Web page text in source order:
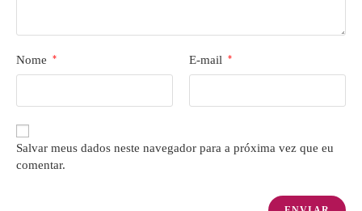
Nome * E-mail *
Salvar meus dados neste navegador para a próxima vez que eu
comentar.